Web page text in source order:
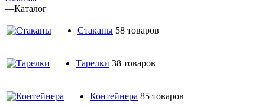
—Каталог
Стаканы 58 товаров
Тарелки 38 товаров
Контейнера 85 товаров